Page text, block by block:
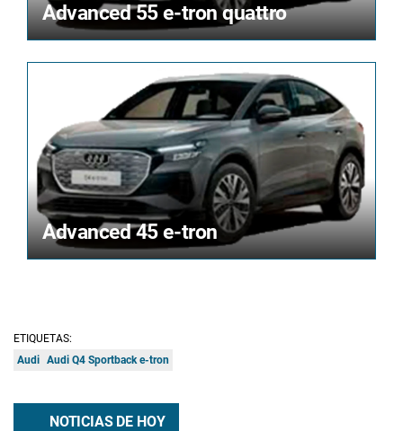
Advanced 55 e-tron quattro
Advanced 45 e-tron
ETIQUETAS:
Audi Audi Q4 Sportback e-tron
NOTICIAS DE HOY